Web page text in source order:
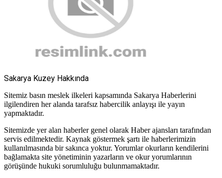
Sakarya Kuzey Hakkında
Sitemiz basın meslek ilkeleri kapsamında Sakarya Haberlerini
ilgilendiren her alanda tarafsız habercilik anlayışı ile yayın
yapmaktadır.
Sitemizde yer alan haberler genel olarak Haber ajansları tarafından
servis edilmektedir. Kaynak göstermek şartı ile haberlerimizin
kullanılmasında bir sakınca yoktur. Yorumlar okurların kendilerini
bağlamakta site yönetiminin yazarların ve okur yorumlarının
görüşünde hukuki sorumluluğu bulunmamaktadır.